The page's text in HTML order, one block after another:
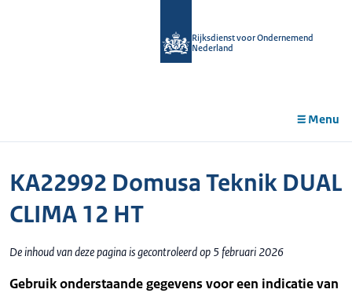
Rijksdienst voor Ondernemend
Nederland
Menu
KA22992 Domusa Teknik DUAL
CLIMA 12 HT
De inhoud van deze pagina is gecontroleerd op 5 februari 2026
Gebruik onderstaande gegevens voor een indicatie van